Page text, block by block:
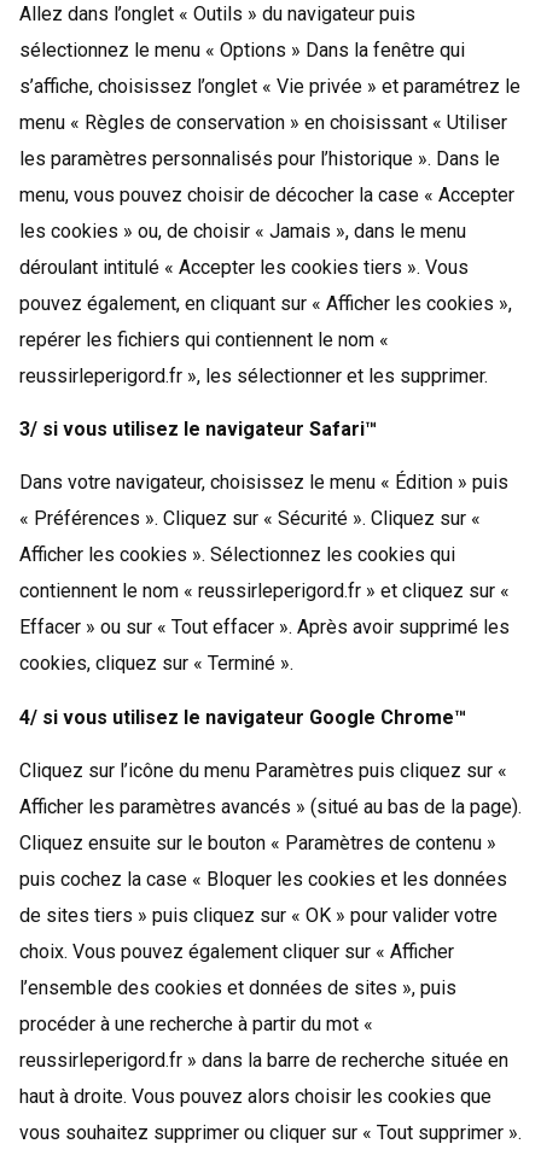
Allez dans l’onglet « Outils » du navigateur puis
sélectionnez le menu « Options » Dans la fenêtre qui
s’affiche, choisissez l’onglet « Vie privée » et paramétrez le
menu « Règles de conservation » en choisissant « Utiliser
les paramètres personnalisés pour l’historique ». Dans le
menu, vous pouvez choisir de décocher la case « Accepter
les cookies » ou, de choisir « Jamais », dans le menu
déroulant intitulé « Accepter les cookies tiers ». Vous
pouvez également, en cliquant sur « Afficher les cookies »,
repérer les fichiers qui contiennent le nom «
reussirleperigord.fr », les sélectionner et les supprimer.
3/ si vous utilisez le navigateur Safari™
Dans votre navigateur, choisissez le menu « Édition » puis
« Préférences ». Cliquez sur « Sécurité ». Cliquez sur «
Afficher les cookies ». Sélectionnez les cookies qui
contiennent le nom « reussirleperigord.fr » et cliquez sur «
Effacer » ou sur « Tout effacer ». Après avoir supprimé les
cookies, cliquez sur « Terminé ».
4/ si vous utilisez le navigateur Google Chrome™
Cliquez sur l’icône du menu Paramètres puis cliquez sur «
Afficher les paramètres avancés » (situé au bas de la page).
Cliquez ensuite sur le bouton « Paramètres de contenu »
puis cochez la case « Bloquer les cookies et les données
de sites tiers » puis cliquez sur « OK » pour valider votre
choix. Vous pouvez également cliquer sur « Afficher
l’ensemble des cookies et données de sites », puis
procéder à une recherche à partir du mot «
reussirleperigord.fr » dans la barre de recherche située en
haut à droite. Vous pouvez alors choisir les cookies que
vous souhaitez supprimer ou cliquer sur « Tout supprimer ».